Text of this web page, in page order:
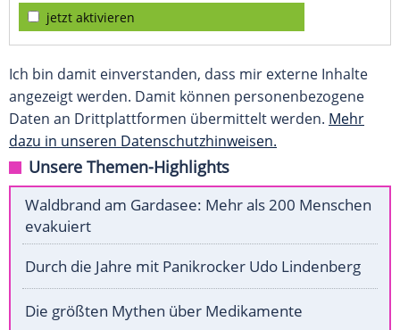
jetzt aktivieren
Ich bin damit einverstanden, dass mir externe Inhalte
angezeigt werden. Damit können personenbezogene
Daten an Drittplattformen übermittelt werden. Mehr
dazu in unseren Datenschutzhinweisen.
Unsere Themen-Highlights
Waldbrand am Gardasee: Mehr als 200 Menschen
evakuiert
Durch die Jahre mit Panikrocker Udo Lindenberg
Die größten Mythen über Medikamente